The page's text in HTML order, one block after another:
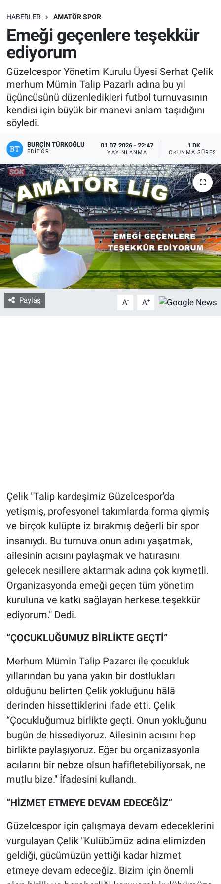
HABERLER AMATÖR SPOR
Emeği geçenlere teşekkür
ediyorum
Güzelcespor Yönetim Kurulu Üyesi Serhat Çelik
merhum Mümin Talip Pazarlı adına bu yıl
üçüncüsünü düzenledikleri futbol turnuvasının
kendisi için büyük bir manevi anlam taşıdığını
söyledi.
BURÇIN TÜRKOĞLU
EDITÖR
01.07.2026 - 22:47
YAYINLANMA
1 DK
OKUNMA SÜRESI
Paylaş A- A+
Çelik "Talip kardeşimiz Güzelcespor'da
yetişmiş, profesyonel takımlarda forma giymiş
ve birçok kulüpte iz bırakmış değerli bir spor
insanıydı. Bu turnuva onun adını yaşatmak,
ailesinin acısını paylaşmak ve hatırasını
gelecek nesillere aktarmak adına çok kıymetli.
Organizasyonda emeği geçen tüm yönetim
kuruluna ve katkı sağlayan herkese teşekkür
ediyorum." Dedi.
“ÇOCUKLUĞUMUZ BİRLİKTE GEÇTİ”
Merhum Mümin Talip Pazarcı ile çocukluk
yıllarından bu yana yakın bir dostlukları
olduğunu belirten Çelik yokluğunu hâlâ
derinden hissettiklerini ifade etti. Çelik
“Çocukluğumuz birlikte geçti. Onun yokluğunu
bugün de hissediyoruz. Ailesinin acısını hep
birlikte paylaşıyoruz. Eğer bu organizasyonla
acılarını bir nebze olsun hafifletebiliyorsak, ne
mutlu bize." İfadesini kullandı.
“HİZMET ETMEYE DEVAM EDECEĞİZ”
Güzelcespor için çalışmaya devam edeceklerini
vurgulayan Çelik "Kulübümüz adına elimizden
geldiği, gücümüzün yettiği kadar hizmet
etmeye devam edeceğiz. Bizim için önemli
SAĞLIK
EKONOMİ
EĞİTİM
ÖZEL HABER
Keşfet
ASTROLOJİ
MANŞET
RESMİ İLANLAR
İLAN
Bize ulaşın
İletişim/Künye
Yaşam